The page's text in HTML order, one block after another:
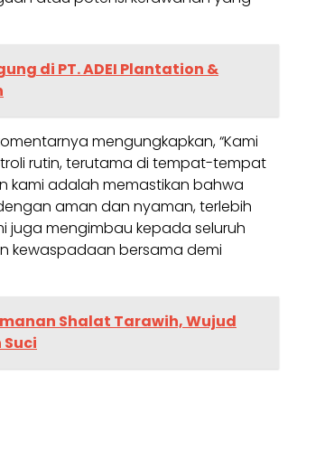
di PT. ADEI Plantation &
mengungkapkan, “Kami
rutin, terutama di tempat-tempat
kami adalah memastikan bahwa
aman dan nyaman, terlebih
juga mengimbau kepada seluruh
kewaspadaan bersama demi
Shalat Tarawih, Wujud